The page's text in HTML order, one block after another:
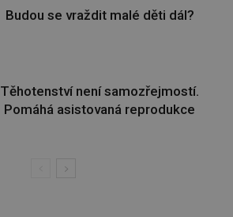
Budou se vraždit malé děti dál?
Těhotenství není samozřejmostí.
Pomáhá asistovaná reprodukce